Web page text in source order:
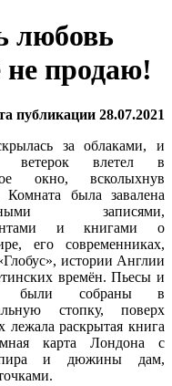
любовь
продаю!
публикации 28.07.2021
за облаками, и
ветерок влетел в
окно, всколыхнув
была завалена
записями,
и книгами о
его современниках,
истории Англии
времён. Пьесы и
были собраны в
стопку, поверх
лежала раскрытая книга
карта Лондона с
и дюжины дам,